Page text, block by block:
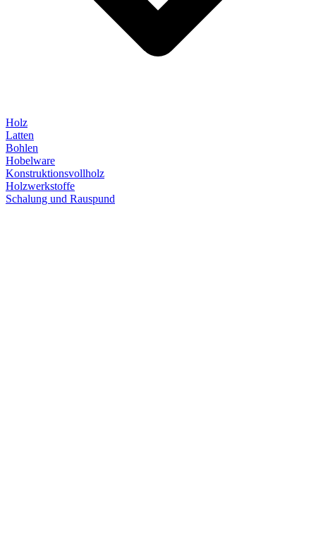
Holz
Latten
Bohlen
Hobelware
Konstruktionsvollholz
Holzwerkstoffe
Schalung und Rauspund